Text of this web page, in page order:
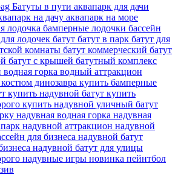
Батуты в пути аквапарк для дачи
на дачу аквапарк на море
лодочка бамперные лодочки бассейн
лодочек батут батут в парк батут для
комнаты батут коммерческий батут
батут с крышей батутный комплекс
водная горка водный аттракцион
костюм динозавра купить бамперные
купить надувной батут купить
купить надувной уличный батут
надувная водная горка надувная
надувной аттракцион надувной
для бизнеса надувной батут
надувной батут для улицы
надувные игры новинка пейнтбол